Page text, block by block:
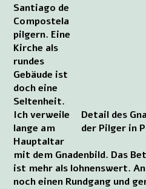
Detail des
der Pilger in
Santiago de
Compostela
pilgern. Eine
Kirche als
rundes
Gebäude ist
doch eine
Seltenheit.
Ich verweile
lange am
Hauptaltar
mit dem Gnadenbild. Das
ist mehr als lohnenswert.
noch einen Rundgang und